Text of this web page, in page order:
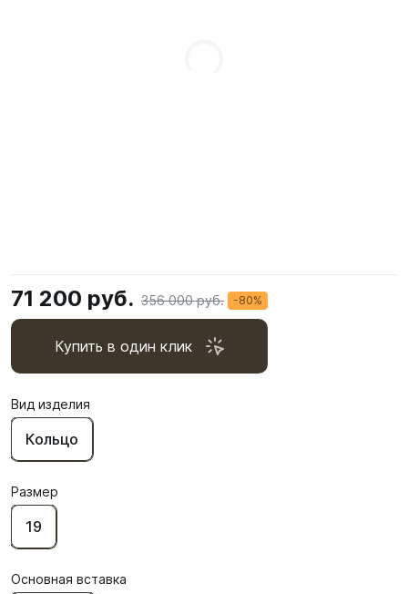
71 200 руб. 356 000 руб. -80%
Купить в один клик
Вид изделия
Кольцо
Размер
19
Основная вставка